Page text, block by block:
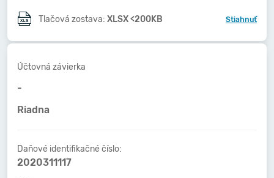
Tlačová zostava: XLSX <200KB Stiahnuť
Účtovná závierka
-
Riadna
Daňové identifikačné číslo:
2020311117